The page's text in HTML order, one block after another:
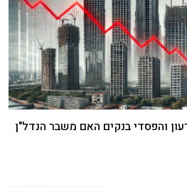
והפסדי בנקים האם משבר הנדל"ן